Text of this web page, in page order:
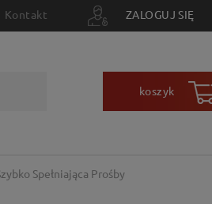
Kontakt ZALOGUJ SIĘ
koszyk
Spełniająca Prośby